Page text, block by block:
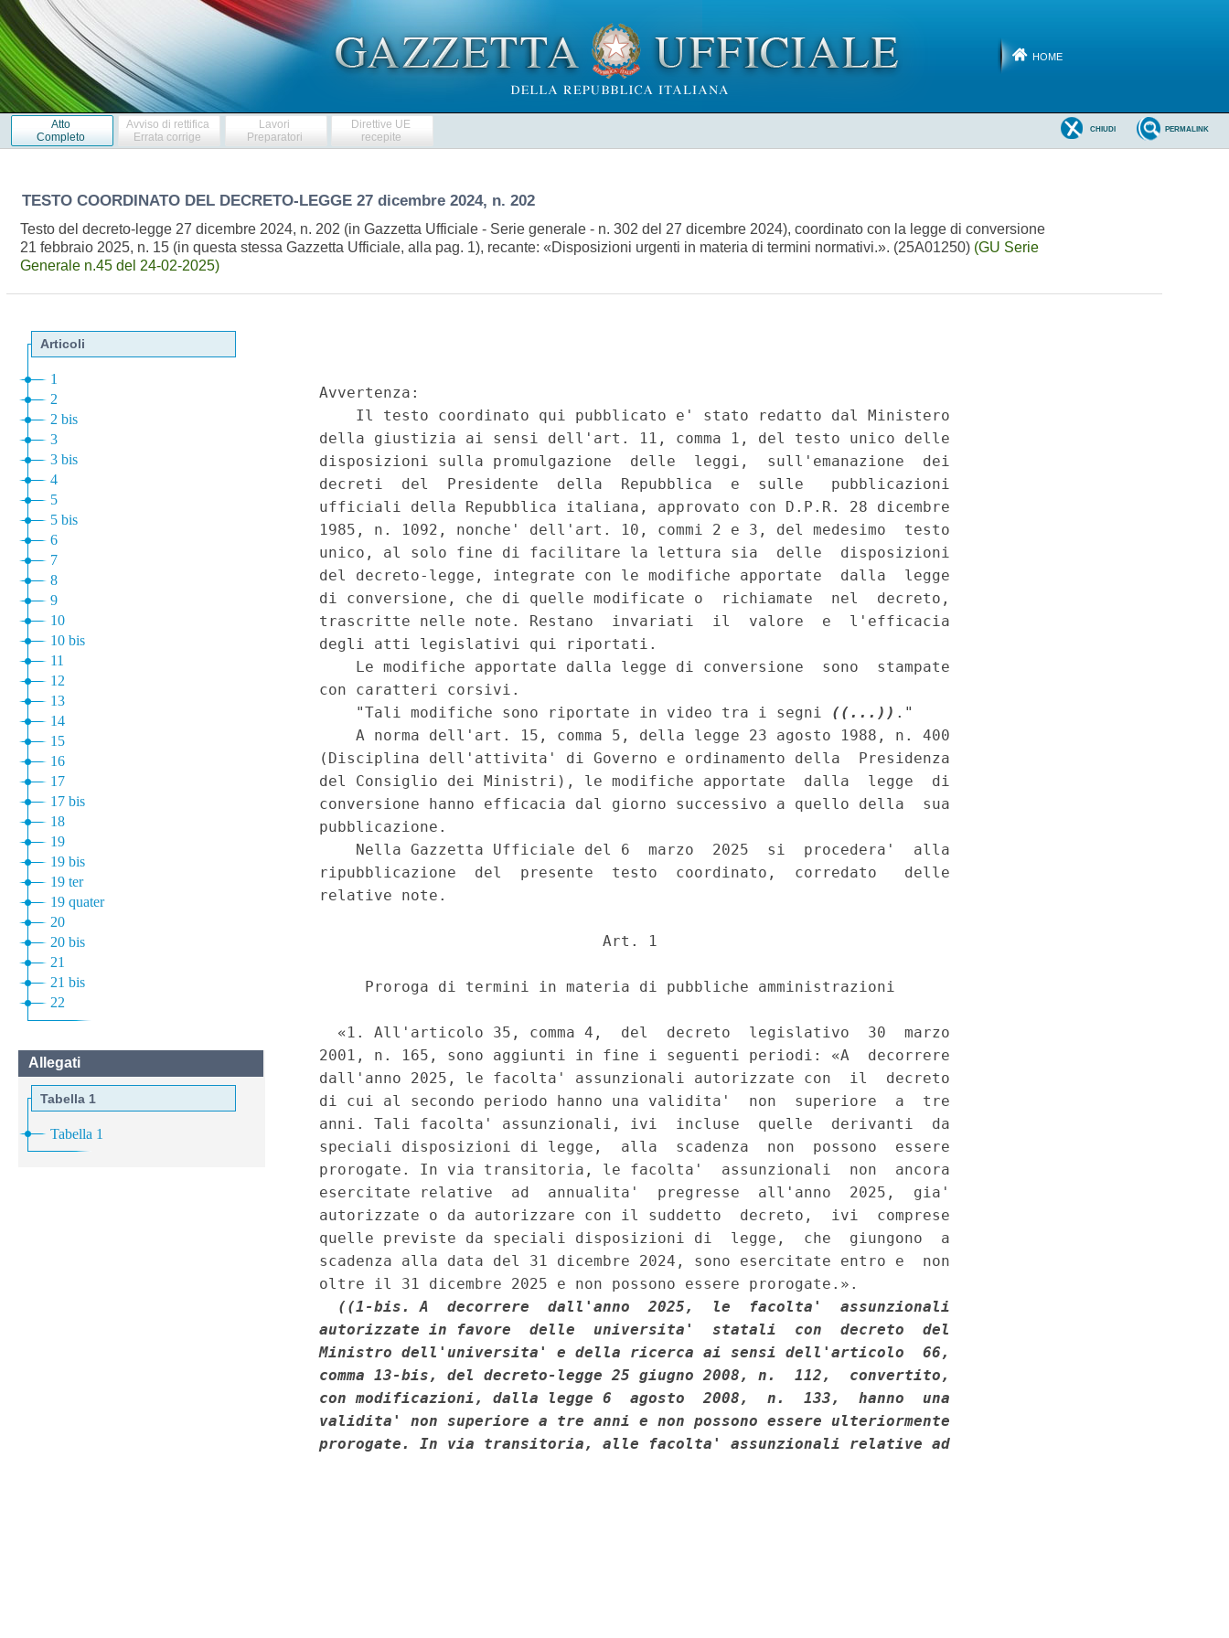
HOME
Atto
Completo
Avviso di rettifica
Errata corrige
Lavori
Preparatori
Direttive UE
recepite
PERMALINK
CHIUDI
TESTO COORDINATO DEL DECRETO-LEGGE 27 dicembre 2024, n. 202
Testo del decreto-legge 27 dicembre 2024, n. 202 (in Gazzetta Ufficiale - Serie generale - n. 302 del 27 dicembre 2024), coordinato con la legge di conversione
21 febbraio 2025, n. 15 (in questa stessa Gazzetta Ufficiale, alla pag. 1), recante: «Disposizioni urgenti in materia di termini normativi.». (25A01250) (GU Serie
Generale n.45 del 24-02-2025)